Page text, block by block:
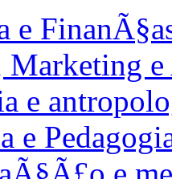
e
Marketing
e
e